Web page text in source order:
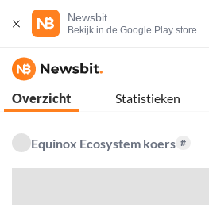
Newsbit
Bekijk in de Google Play store
Overzicht Statistieken
Equinox Ecosystem koers #